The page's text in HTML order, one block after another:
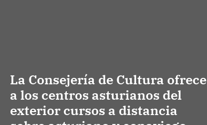
La Consejería de Cultura ofrece
a los centros asturianos del
exterior cursos a distancia